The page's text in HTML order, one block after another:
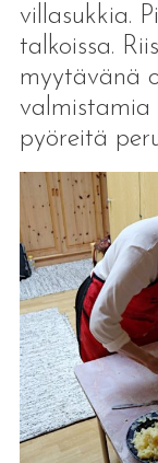
villasukkia.
talkoissa.
myytävänä
valmistamia
pyöreitä